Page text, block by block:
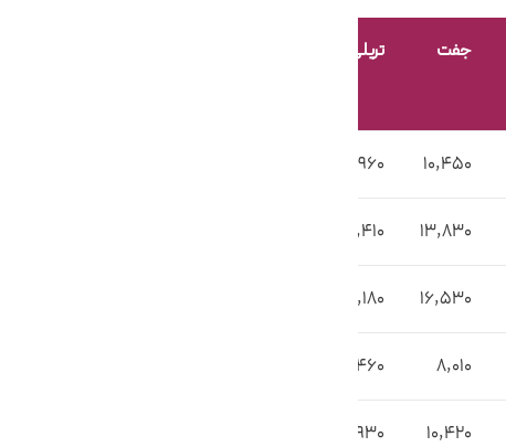
جفت تریلی
10,450
12,960
13,830
16,410
16,530
19,180
8,010
10,460
10,420
12,930